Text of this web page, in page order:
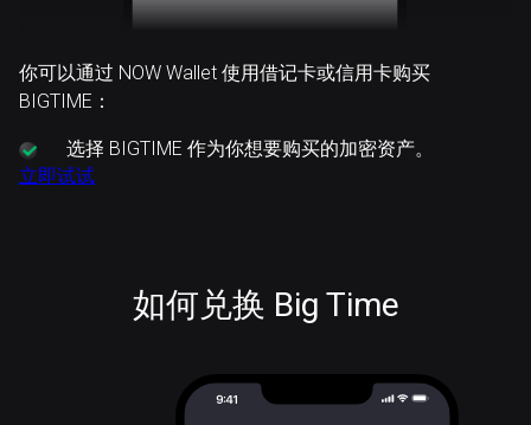
你可以通过 NOW Wallet 使用借记卡或信用卡购买
BIGTIME：
选择 BIGTIME 作为你想要购买的加密资产。
立即试试
如何兑换 Big Time